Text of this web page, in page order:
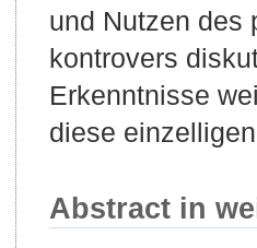
und Nutzen des
kontrovers
Erkenntnisse
diese
Abstract in